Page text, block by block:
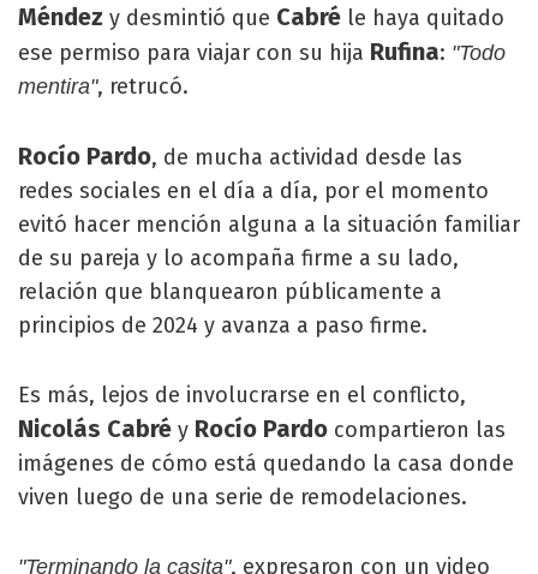
Méndez y desmintió que Cabré le haya quitado
ese permiso para viajar con su hija Rufina: "Todo
mentira", retrucó.
Rocío Pardo, de mucha actividad desde las
redes sociales en el día a día, por el momento
evitó hacer mención alguna a la situación familiar
de su pareja y lo acompaña firme a su lado,
relación que blanquearon públicamente a
principios de 2024 y avanza a paso firme.
Es más, lejos de involucrarse en el conflicto,
Nicolás Cabré y Rocío Pardo compartieron las
imágenes de cómo está quedando la casa donde
viven luego de una serie de remodelaciones.
"Terminando la casita", expresaron con un video